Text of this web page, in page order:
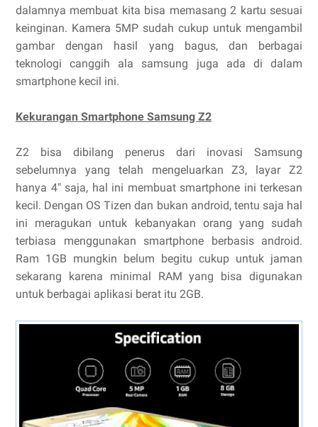
dalamnya membuat kita bisa memasang 2 kartu sesuai
keinginan. Kamera 5MP sudah cukup untuk mengambil
gambar dengan hasil yang bagus, dan berbagai
teknologi canggih ala samsung juga ada di dalam
smartphone kecil ini.
Kekurangan Smartphone Samsung Z2
Z2 bisa dibilang penerus dari inovasi Samsung
sebelumnya yang telah mengeluarkan Z3, layar Z2
hanya 4" saja, hal ini membuat smartphone ini terkesan
kecil. Dengan OS Tizen dan bukan android, tentu saja hal
ini meragukan untuk kebanyakan orang yang sudah
terbiasa menggunakan smartphone berbasis android.
Ram 1GB mungkin belum begitu cukup untuk jaman
sekarang karena minimal RAM yang bisa digunakan
untuk berbagai aplikasi berat itu 2GB.